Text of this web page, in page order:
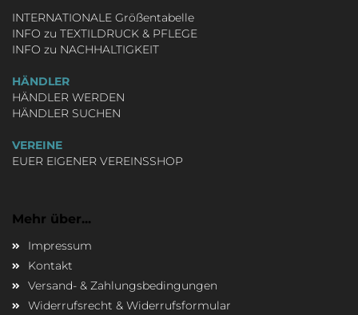
INTERNATIONALE Größentabelle
INFO zu TEXTILDRUCK & PFLEGE
INFO zu NACHHALTIGKEIT
HÄNDLER
HÄNDLER WERDEN
HÄNDLER SUCHEN
VEREINE
EUER EIGENER VEREINSSHOP
Mehr über...
Impressum
Kontakt
Versand- & Zahlungsbedingungen
Widerrufsrecht & Widerrufsformular